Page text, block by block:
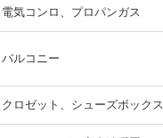
電気コンロ、プロパンガス
バルコニー
クロゼット、シューズボックス